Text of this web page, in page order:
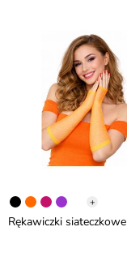
+
Rękawiczki siateczkowe